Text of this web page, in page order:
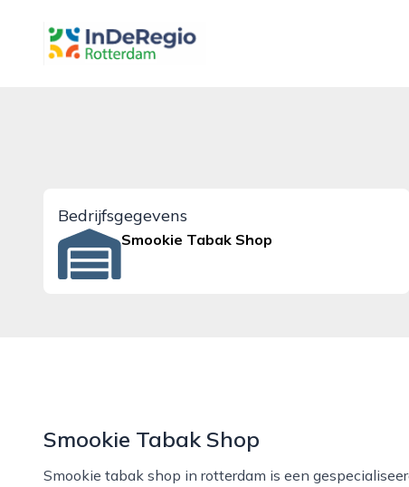
inderegiorotterdam.nl
Bedrijfsgegevens
Smookie Tabak Shop
Smookie Tabak Shop
Smookie tabak shop in rotterdam is een gespecialiseerde winkel waar liefhebbers van tabak en